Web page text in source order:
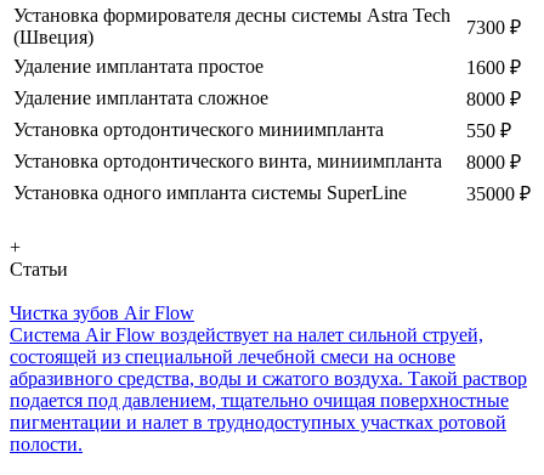
Установка формирователя десны системы Astra Tech
(Швеция)
7300 ₽
Удаление имплантата простое
1600 ₽
Удаление имплантата сложное
8000 ₽
Установка ортодонтического миниимпланта
550 ₽
Установка ортодонтического винта, миниимпланта
8000 ₽
Установка одного импланта системы SuperLine
35000 ₽
+
Статьи
Чистка зубов Air Flow
Система Air Flow воздействует на налет сильной струей,
состоящей из специальной лечебной смеси на основе
абразивного средства, воды и сжатого воздуха. Такой раствор
подается под давлением, тщательно очищая поверхностные
пигментации и налет в труднодоступных участках ротовой
полости.